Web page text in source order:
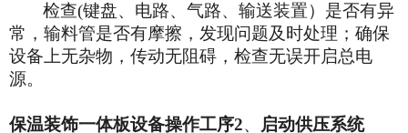
检查(键盘、电路、气路、输送装置）是否有异
常，输料管是否有摩擦，发现问题及时处理；确保
设备上无杂物，传动无阻碍，检查无误开启总电
源。
保温装饰一体板设备操作工序2、
启动供压系统